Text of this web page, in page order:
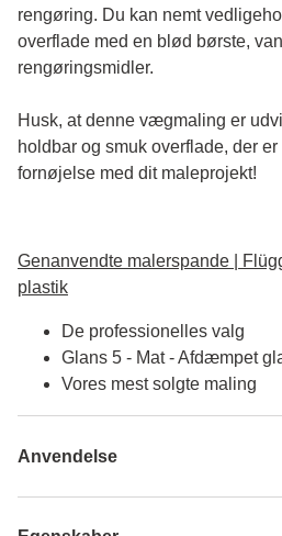
rengøring. Du kan nemt
overflade med en blød børste,
rengøringsmidler.
Husk, at denne vægmaling er
holdbar og smuk overflade, der
fornøjelse med dit maleprojekt!
Genanvendte malerspande |
plastik
De professionelles valg
Glans 5 - Mat - Afdæmpet
Vores mest solgte maling
Anvendelse